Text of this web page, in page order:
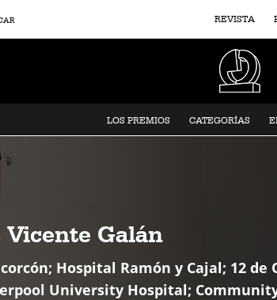
REVISTA
LOS PREMIOS CATEGORÍAS
Galán
Hospital Ramón y Cajal; 12
University Hospital;